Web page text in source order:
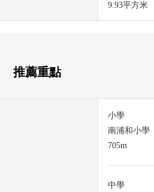
9.93平方米
推薦重點
小學
南浦和小學
705m
中學